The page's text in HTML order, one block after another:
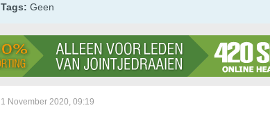
Tags: Geen
1 November 2020, 09:19